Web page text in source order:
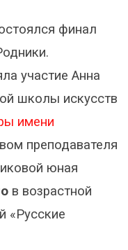
финал
участие Анна
школы искусств
имени
преподавателя
юная
в возрастной
«Русские